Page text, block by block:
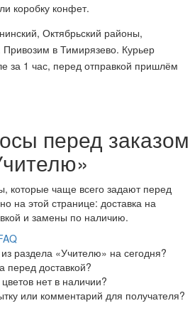
коробку конфет.
Октябрьский районы,
в Тимирязево. Курьер
за 1 час, перед отправкой пришлём
перед заказом
которые чаще всего задают перед
на этой странице: доставка на
и замены по наличию.
раздела «Учителю» на сегодня?
перед доставкой?
нет в наличии?
или комментарий для получателя?